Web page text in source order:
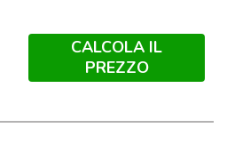
CALCOLA IL
PREZZO